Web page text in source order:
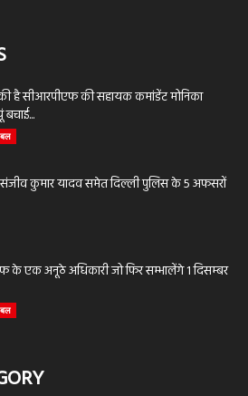
है सीआरपीएफ की सहायक कमांडेंट मोनिका
संजीव कुमार यादव समेत दिल्ली पुलिस के 5 अफसरों
के एक अनूठे अधिकारी जो फिर सम्भालेंगे 1 दिसम्बर